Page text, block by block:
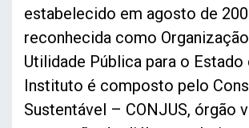
estabelecido em agosto de
reconhecida como
Utilidade Pública para o Estado
Instituto é composto pelo
Sustentável – CONJUS, órgão